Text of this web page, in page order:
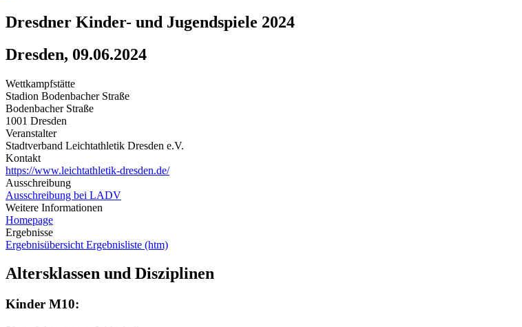
Dresdner Kinder- und Jugendspiele 2024
Dresden, 09.06.2024
Wettkampfstätte
Stadion Bodenbacher Straße
Bodenbacher Straße
1001 Dresden
Veranstalter
Stadtverband Leichtathletik Dresden e.V.
Kontakt
https://www.leichtathletik-dresden.de/
Ausschreibung
Ausschreibung bei LADV
Weitere Informationen
Homepage
Ergebnisse
Ergebnisübersicht Ergebnisliste (htm)
Altersklassen und Disziplinen
Kinder M10: